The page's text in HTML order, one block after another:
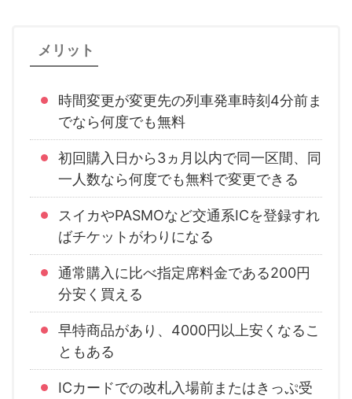
メリット
時間変更が変更先の列車発車時刻4分前ま
でなら何度でも無料
初回購入日から3ヵ月以内で同一区間、同
一人数なら何度でも無料で変更できる
スイカやPASMOなど交通系ICを登録すれ
ばチケットがわりになる
通常購入に比べ指定席料金である200円
分安く買える
早特商品があり、4000円以上安くなるこ
ともある
ICカードでの改札入場前またはきっぷ受